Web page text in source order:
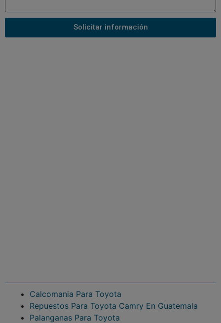
Solicitar información
Calcomania Para Toyota
Repuestos Para Toyota Camry En Guatemala
Palanganas Para Toyota